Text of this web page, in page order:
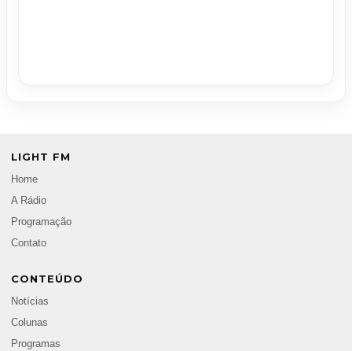
LIGHT FM
Home
A Rádio
Programação
Contato
CONTEÚDO
Notícias
Colunas
Programas